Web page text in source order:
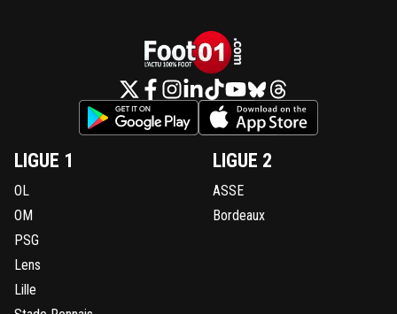
LIGUE 1
OL
OM
PSG
Lens
Lille
LIGUE 2
ASSE
Bordeaux